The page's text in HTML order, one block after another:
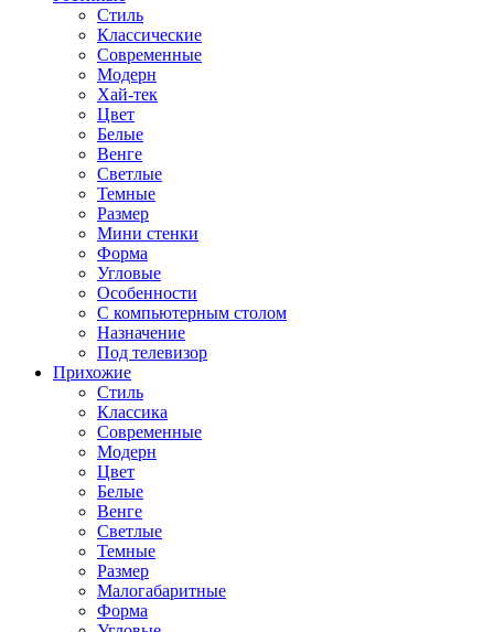
Стиль
Классические
Современные
Модерн
Хай-тек
Цвет
Белые
Венге
Светлые
Темные
Размер
Мини стенки
Форма
Угловые
Особенности
С компьютерным столом
Назначение
Под телевизор
Прихожие
Стиль
Классика
Современные
Модерн
Цвет
Белые
Венге
Светлые
Темные
Размер
Малогабаритные
Форма